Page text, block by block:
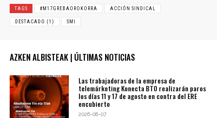
TAGS #M17GREBAOROKORRA ACCIÓN SINDICAL
DESTACADO (1) SMI
AZKEN ALBISTEAK | ÚLTIMAS NOTICIAS
Las trabajadoras de la empresa de
telemárketing Konecta BTO realizarán paros
los días 11 y 17 de agosto en contra del ERE
encubierto
2026-08-07